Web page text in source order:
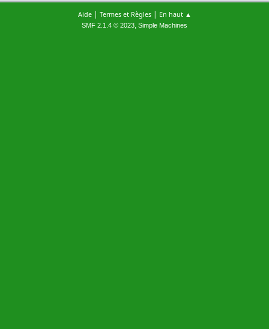
Aide| Termes et Règles| En haut ▲
SMF 2.1.4 © 2023, Simple Machines